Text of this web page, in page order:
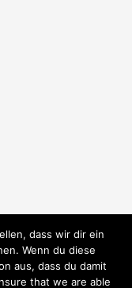
dass wir dir ein
Wenn du diese
aus, dass du damit
that we are able